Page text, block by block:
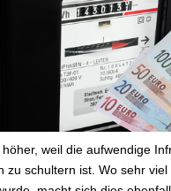
weil die aufwendige
zu schultern ist. Wo sehr viel